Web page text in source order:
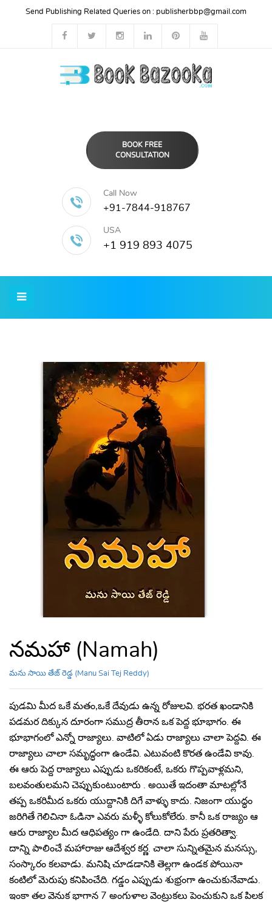
Send Publishing Related Queries on : publisherbbp@gmail.com
BOOK FREE
CONSULTATION
Call Now
+91-7844-918767
USA
+1 919 893 4075
నమహా (Namah)
మను సాయి తేజ్ రెడ్డ (Manu Sai Tej Reddy)
పుడమి మీద ఒకే మతం,ఒకే దేవుడు ఉన్న రోజులవి. భరత ఖండానికి
పడమర దిక్కున దూరంగా సముద్ర తీరాన ఒక పెద్ద భూభాగం. ఈ
భూభాగంలో ఎన్నో రాజ్యాలు. వాటిలో ఏడు రాజ్యాలు చాలా పెద్దవి. ఈ
రాజ్యాలు చాలా సమృద్ధంగా ఉండేవి. ఎటువంటి కొరత ఉండేవి కావు.
ఈ ఆరు పెద్ద రాజ్యాలు ఎప్పుడు ఒకరికంటే, ఒకరు గొప్పవాళ్లమని,
బలవంతులమని చెప్పుకుంటుంటారు . అయితే ఇదంతా మాటల్లోనే
తప్ప ఒకరిమీద ఒకరు యుద్దానికి దిగే వాళ్ళు కాదు. నిజంగా యుద్ధం
జరిగితే గెలిచినా ఓడినా ఎవరు మళ్ళీ కోలుకోలేరు. కానీ ఒక రాజ్యం ఆ
ఆరు రాజ్యాల మీద ఆధిపత్యం గా ఉండేది. దాని పేరు ప్రతరిత్వా.
దాన్ని పాలించే మహారాజు ఆదేశ్వర కర్ణ. చాలా సున్నితమైన మనస్సు,
సంస్కారం కలవాడు. మనిషి చూడడానికి తెల్లగా ఉండక పోయినా
కంటిలో మెరుపు కనిపించేది. గడ్డం ఎప్పుడు శుభ్రంగా ఉంచుకునేవాడు.
ఇంకా తల వెనుక భాగాన 7 అంగుళాల వెంట్రుకలు పెంచుకుని ఒక పిలక